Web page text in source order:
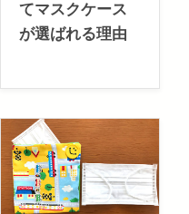
てマスクケース
が選ばれる理由